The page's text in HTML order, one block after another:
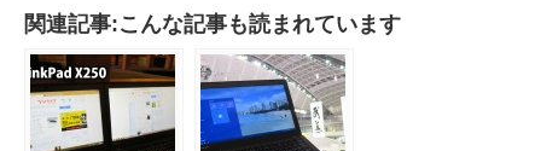
関連記事:こんな記事も読まれています